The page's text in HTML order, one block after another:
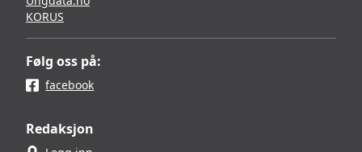
KORUS
Følg oss på:
facebook
Redaksjon